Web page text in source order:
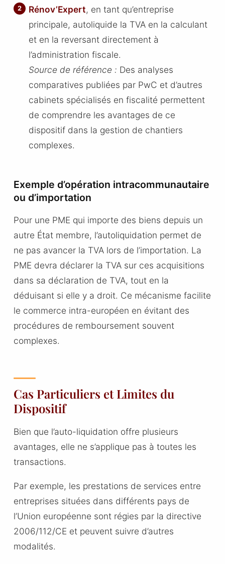
Rénov’Expert, en tant qu’entreprise
principale, autoliquide la TVA en la calculant
et en la reversant directement à
l’administration fiscale.
Source de référence : Des analyses
comparatives publiées par PwC et d’autres
cabinets spécialisés en fiscalité permettent
de comprendre les avantages de ce
dispositif dans la gestion de chantiers
complexes.
Exemple d’opération intracommunautaire
ou d’importation
Pour une PME qui importe des biens depuis un
autre État membre, l’autoliquidation permet de
ne pas avancer la TVA lors de l’importation. La
PME devra déclarer la TVA sur ces acquisitions
dans sa déclaration de TVA, tout en la
déduisant si elle y a droit. Ce mécanisme facilite
le commerce intra-européen en évitant des
procédures de remboursement souvent
complexes.
Cas Particuliers et Limites du
Dispositif
Bien que l’auto-liquidation offre plusieurs
avantages, elle ne s’applique pas à toutes les
transactions.
Par exemple, les prestations de services entre
entreprises situées dans différents pays de
l’Union européenne sont régies par la directive
2006/112/CE et peuvent suivre d’autres
modalités.